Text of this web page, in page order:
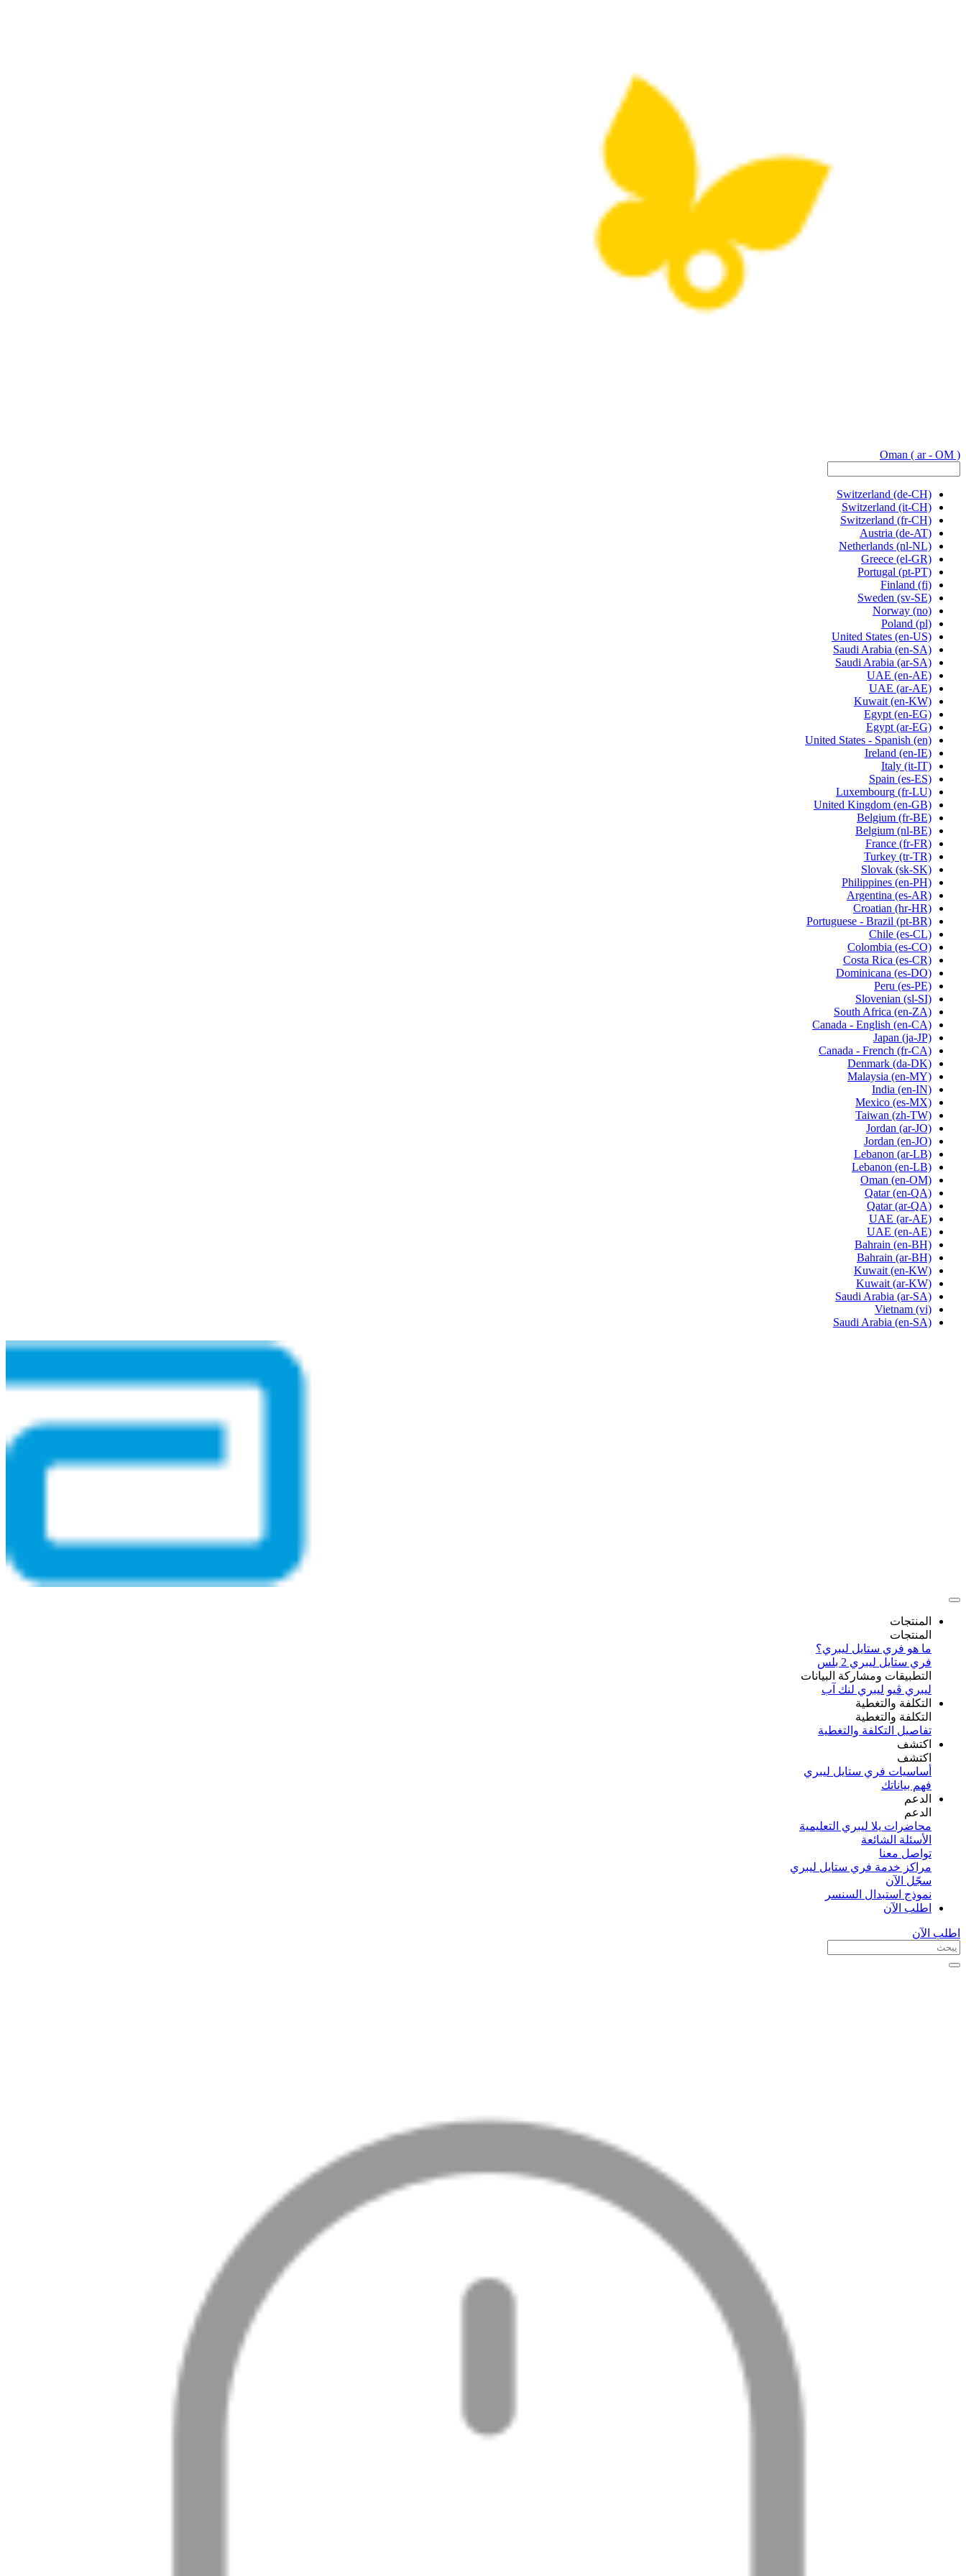
Oman ( ar - OM )
Switzerland (de-CH)
Switzerland (it-CH)
Switzerland (fr-CH)
Austria (de-AT)
Netherlands (nl-NL)
Greece (el-GR)
Portugal (pt-PT)
Finland (fi)
Sweden (sv-SE)
Norway (no)
Poland (pl)
United States (en-US)
Saudi Arabia (en-SA)
Saudi Arabia (ar-SA)
UAE (en-AE)
UAE (ar-AE)
Kuwait (en-KW)
Egypt (en-EG)
Egypt (ar-EG)
United States - Spanish (en)
Ireland (en-IE)
Italy (it-IT)
Spain (es-ES)
Luxembourg (fr-LU)
United Kingdom (en-GB)
Belgium (fr-BE)
Belgium (nl-BE)
France (fr-FR)
Turkey (tr-TR)
Slovak (sk-SK)
Philippines (en-PH)
Argentina (es-AR)
Croatian (hr-HR)
Portuguese - Brazil (pt-BR)
Chile (es-CL)
Colombia (es-CO)
Costa Rica (es-CR)
Dominicana (es-DO)
Peru (es-PE)
Slovenian (sl-SI)
South Africa (en-ZA)
Canada - English (en-CA)
Japan (ja-JP)
Canada - French (fr-CA)
Denmark (da-DK)
Malaysia (en-MY)
India (en-IN)
Mexico (es-MX)
Taiwan (zh-TW)
Jordan (ar-JO)
Jordan (en-JO)
Lebanon (ar-LB)
Lebanon (en-LB)
Oman (en-OM)
Qatar (en-QA)
Qatar (ar-QA)
UAE (ar-AE)
UAE (en-AE)
Bahrain (en-BH)
Bahrain (ar-BH)
Kuwait (en-KW)
Kuwait (ar-KW)
Saudi Arabia (ar-SA)
Vietnam (vi)
Saudi Arabia (en-SA)
المنتجات
المنتجات
ما هو فري ستايل ليبري؟
فري ستايل ليبري 2 بلس​
التطبيقات ومشاركة البيانات
ليبري ڤيو ليبري لنك آب
التكلفة والتغطية
التكلفة والتغطية
تفاصيل التكلفة والتغطية
اكتشف​
اكتشف​
أساسيات فري ستايل ليبري
فهم بياناتك
الدعم
الدعم
محاضرات يلا ليبري التعليمية
الأسئلة الشائعة
تواصل معنا
مراكز خدمة فري ستايل ليبري
سجّل الآن​
نموذج استبدال السنسر
اطلب الآن
اطلب الآن